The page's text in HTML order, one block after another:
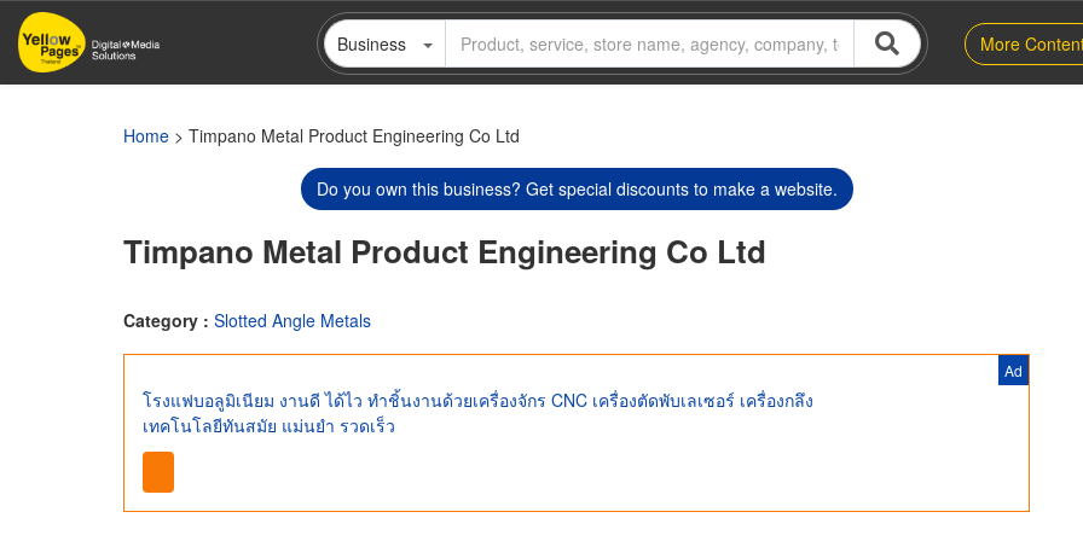
Skip
main
Business More
Home > Timpano Metal Product Engineering Co Ltd
Do you own this business? Get special discounts to make a website.
Timpano Metal Product Engineering Co Ltd
Category : Slotted Angle Metals
Ad
โรงแฟบอลูมิเนียม งานดี ได้ไว ทำชิ้นงานด้วยเครื่องจักร CNC เครื่องตัดพับเลเซอร์ เครื่องกลึง
เทคโนโลยีทันสมัย แม่นยำ รวดเร็ว